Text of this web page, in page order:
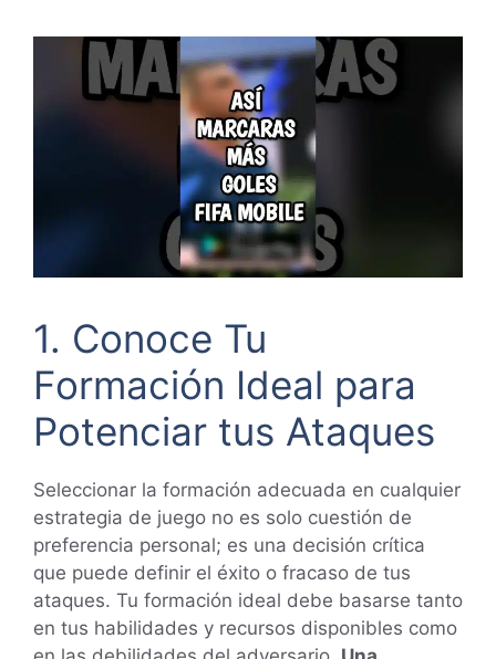
1. Conoce Tu
Formación Ideal para
Potenciar tus Ataques
Seleccionar la formación adecuada en cualquier
estrategia de juego no es solo cuestión de
preferencia personal; es una decisión crítica
que puede definir el éxito o fracaso de tus
ataques. Tu formación ideal debe basarse tanto
en tus habilidades y recursos disponibles como